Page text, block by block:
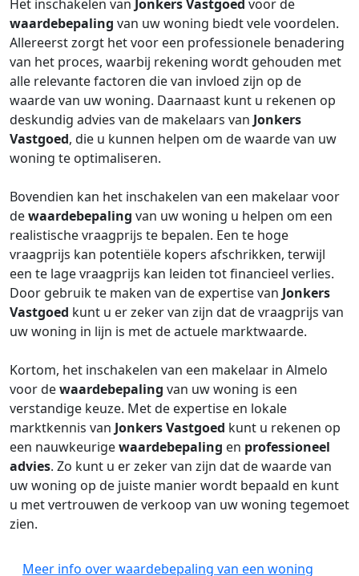
Het inschakelen van Jonkers Vastgoed voor de
waardebepaling van uw woning biedt vele voordelen.
Allereerst zorgt het voor een professionele benadering
van het proces, waarbij rekening wordt gehouden met
alle relevante factoren die van invloed zijn op de
waarde van uw woning. Daarnaast kunt u rekenen op
deskundig advies van de makelaars van Jonkers
Vastgoed, die u kunnen helpen om de waarde van uw
woning te optimaliseren.
Bovendien kan het inschakelen van een makelaar voor
dewaardebepaling van uw woning u helpen om een
realistische vraagprijs te bepalen. Een te hoge
vraagprijs kan potentiële kopers afschrikken, terwijl
een te lage vraagprijs kan leiden tot financieel verlies.
Door gebruik te maken van de expertise van Jonkers
Vastgoed kunt u er zeker van zijn dat de vraagprijs van
uw woning in lijn is met de actuele marktwaarde.
Kortom, het inschakelen van een makelaar in Almelo
voor dewaardebepaling van uw woning is een
verstandige keuze. Met de expertise en lokale
marktkennis van Jonkers Vastgoed kunt u rekenen op
een nauwkeurigewaardebepaling en professioneel
advies. Zo kunt u er zeker van zijn dat de waarde van
uw woning op de juiste manier wordt bepaald en kunt
u met vertrouwen de verkoop van uw woning tegemoet
zien.
Meer info over waardebepaling van een woning